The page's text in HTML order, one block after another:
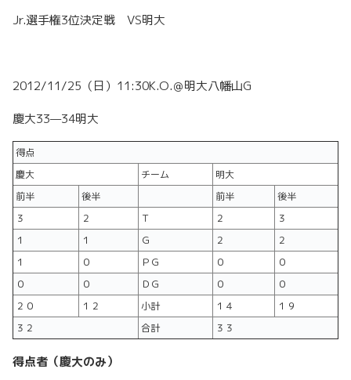
Jr.選手権3位決定戦 VS明大
2012/11/25（日）11:30K.O.＠明大八幡山G
慶大33—34明大
得点
慶大
チーム
明大
前半
後半 前半
後半
３
２ Ｔ ２
３
１
１ Ｇ ２
２
１
０ ＰＧ ０
０
０
０ ＤＧ ０
０
２０
１２ 小計 １４
１９
３２
合計 ３３
得点者（慶大のみ）